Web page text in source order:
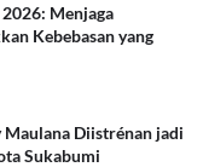
Menjaga
Kebebasan yang
Maulana Diistrénan jadi
Sukabumi